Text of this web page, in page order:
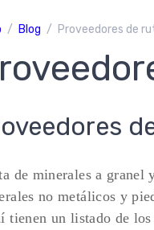
Blog Proveedores de
de minerales a
no metálicos y
tienen un listado de